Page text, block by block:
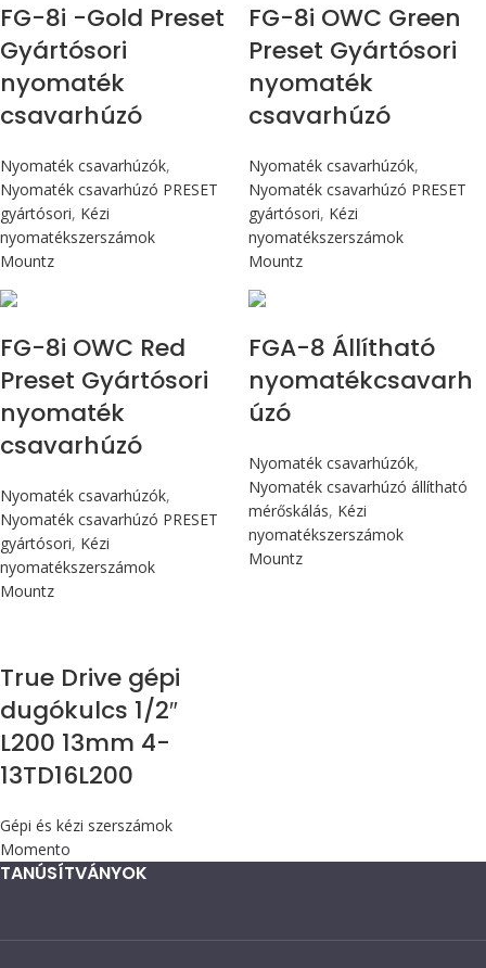
FG-8i -Gold Preset
Gyártósori
nyomaték
csavarhúzó
Nyomaték csavarhúzók,
Nyomaték csavarhúzó PRESET
gyártósori, Kézi
nyomatékszerszámok
Mountz
FG-8i OWC Green
Preset Gyártósori
nyomaték
csavarhúzó
Nyomaték csavarhúzók,
Nyomaték csavarhúzó PRESET
gyártósori, Kézi
nyomatékszerszámok
Mountz
FG-8i OWC Red
Preset Gyártósori
nyomaték
csavarhúzó
Nyomaték csavarhúzók,
Nyomaték csavarhúzó PRESET
gyártósori, Kézi
nyomatékszerszámok
Mountz
FGA-8 Állítható
nyomatékcsavarh
úzó
Nyomaték csavarhúzók,
Nyomaték csavarhúzó állítható
mérőskálás, Kézi
nyomatékszerszámok
Mountz
True Drive gépi
dugókulcs 1/2″
L200 13mm 4-
13TD16L200
Gépi és kézi szerszámok
Momento
TANÚSÍTVÁNYOK